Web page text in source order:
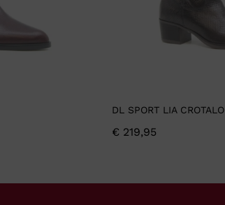
DL SPORT LIA CROTALO
€ 219,95